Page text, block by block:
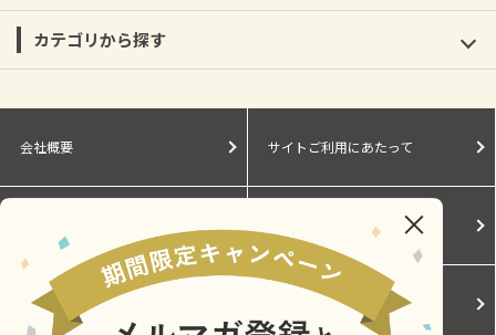
カテゴリから探す
会社概要 サイトご利用にあたって
Cookieポリシー ご利用規約